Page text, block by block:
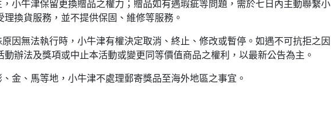
小牛津保留更換贈品之權力；贈品如有遇瑕疵等問題，需於七日內主動聯繫
換貨服務，並不提供保固、維修等服務。
因無法執行時，小牛津有權決定取消、終止、修改或暫停。如遇不可抗拒之因
辦法及獎項或中止本活動或變更同等價值商品之權利，以最新公告為主。
金、馬等地，小牛津不處理郵寄獎品至海外地區之事宜。